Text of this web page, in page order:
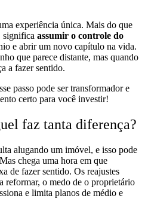
experiência única. Mais do que
significa assumir o controle do
e abrir um novo capítulo na vida.
que parece distante, mas quando
a fazer sentido.
passo pode ser transformador e
certo para você investir!
faz tanta diferença?
alugando um imóvel, e isso pode
chega uma hora em que
de fazer sentido. Os reajustes
reformar, o medo de o proprietário
e limita planos de médio e